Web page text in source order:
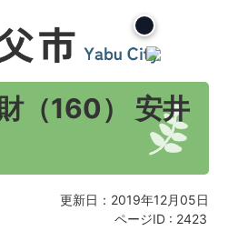
（160） 安井
更新日：2019年12月05日
ページID : 2423